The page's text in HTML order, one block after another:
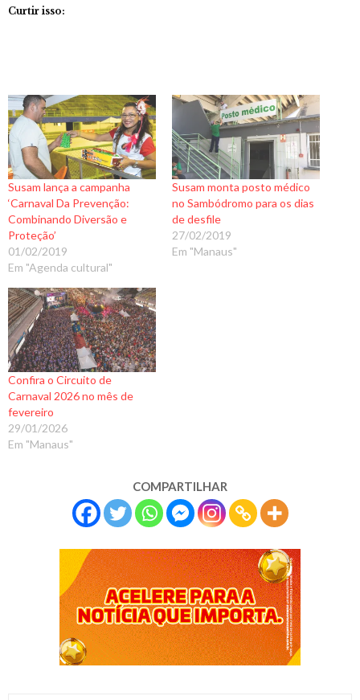
Curtir isso:
Susam lança a campanha
‘Carnaval Da Prevenção:
Combinando Diversão e
Proteção’
01/02/2019
Em "Agenda cultural"
Susam monta posto médico
no Sambódromo para os dias
de desfile
27/02/2019
Em "Manaus"
Confira o Circuito de
Carnaval 2026 no mês de
fevereiro
29/01/2026
Em "Manaus"
COMPARTILHAR